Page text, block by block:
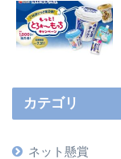
カテゴリ
ネット懸賞